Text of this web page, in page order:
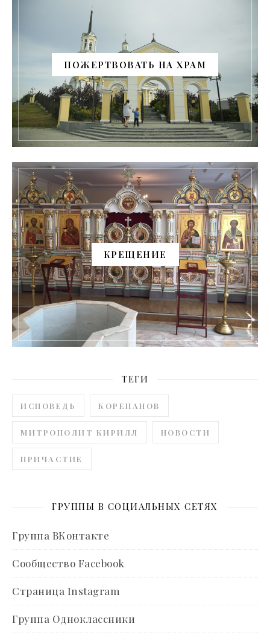
ПОЖЕРТВОВАТЬ НА ХРАМ
КРЕЩЕНИЕ
ТЕГИ
ИСПОВЕДЬ КОРЕПАНОВ
МИТРОПОЛИТ КИРИЛЛ НОВОСТИ
ПРИЧАСТИЕ
ГРУППЫ В СОЦИАЛЬНЫХ СЕТЯХ
Группа ВКонтакте
Сообщество Facebook
Страница Instagram
Группа Одноклассники